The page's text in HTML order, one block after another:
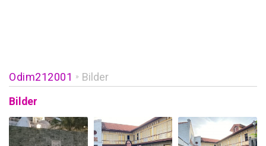
Odim212001 » Bilder
Bilder